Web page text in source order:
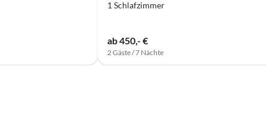
1 Schlafzimmer
ab 450,- €
2 Gäste / 7 Nächte